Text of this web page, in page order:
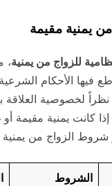
يمنية مقيمة
للزواج من يمنية،
فيها الأحكام
نظراً لخصوصية العلاقة
كانت يمنية مقيمة
شروط الزواج من يمنية
الشروط